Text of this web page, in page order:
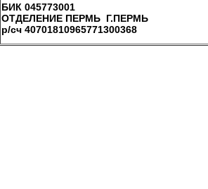
БИК 045773001
ОТДЕЛЕНИЕ ПЕРМЬ Г.ПЕРМЬ
р/сч 40701810965771300368